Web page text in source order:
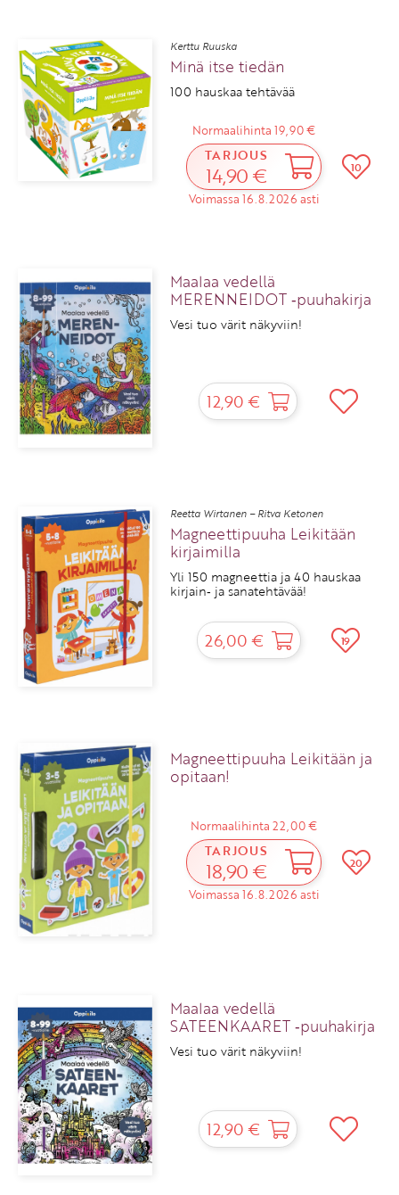
Kerttu Ruuska
Minä itse tiedän
100 hauskaa tehtävää
Normaalihinta 19,90 €
TARJOUS
14,90 €
Voimassa 16.8.2026 asti
10
Maalaa vedellä
MERENNEIDOT ‑puuhakirja
Vesi tuo värit näkyviin!
12,90 €
Reetta Wirtanen – Ritva Ketonen
Magneettipuuha Leikitään
kirjaimilla
Yli 150 magneettia ja 40 hauskaa
kirjain‑ ja sanatehtävää!
26,00 € 19
Magneettipuuha Leikitään ja
opitaan!
Normaalihinta 22,00 €
TARJOUS
18,90 €
Voimassa 16.8.2026 asti
20
Maalaa vedellä
SATEENKAARET ‑puuhakirja
Vesi tuo värit näkyviin!
12,90 €